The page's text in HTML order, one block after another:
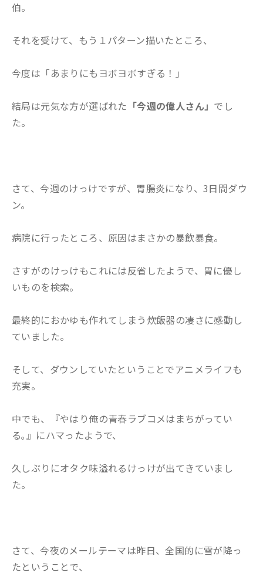
伯。
それを受けて、もう１パターン描いたところ、
今度は「あまりにもヨボヨボすぎる！」
結局は元気な方が選ばれた 「今週の偉人さん」 でし
た。
さて、今週のけっけですが、胃腸炎になり、3日間ダウ
ン。
病院に行ったところ、原因はまさかの暴飲暴食。
さすがのけっけもこれには反省したようで、胃に優し
いものを検索。
最終的におかゆも作れてしまう炊飯器の凄さに感動し
ていました。
そして、ダウンしていたということでアニメライフも
充実。
中でも、『やはり俺の青春ラブコメはまちがってい
る｡』にハマったようで、
久しぶりにオタク味溢れるけっけが出てきていまし
た。
さて、今夜のメールテーマは昨日、全国的に雪が降っ
たということで、